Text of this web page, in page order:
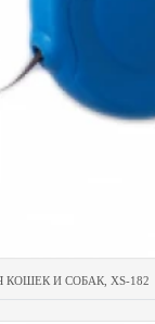
И СОБАК, XS-182